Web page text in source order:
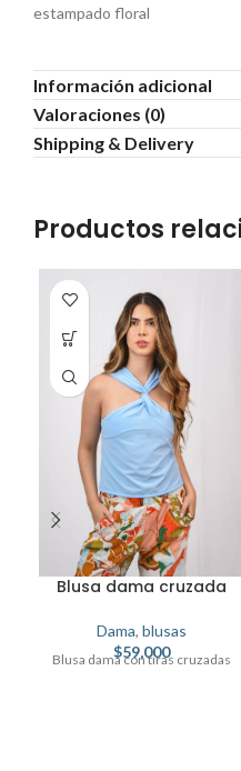
estampado floral
Información adicional
Valoraciones (0)
Shipping & Delivery
Productos
Blusa dama cruzada
Dama, blusas
$59,000
Blusa dama con tiras cruzadas